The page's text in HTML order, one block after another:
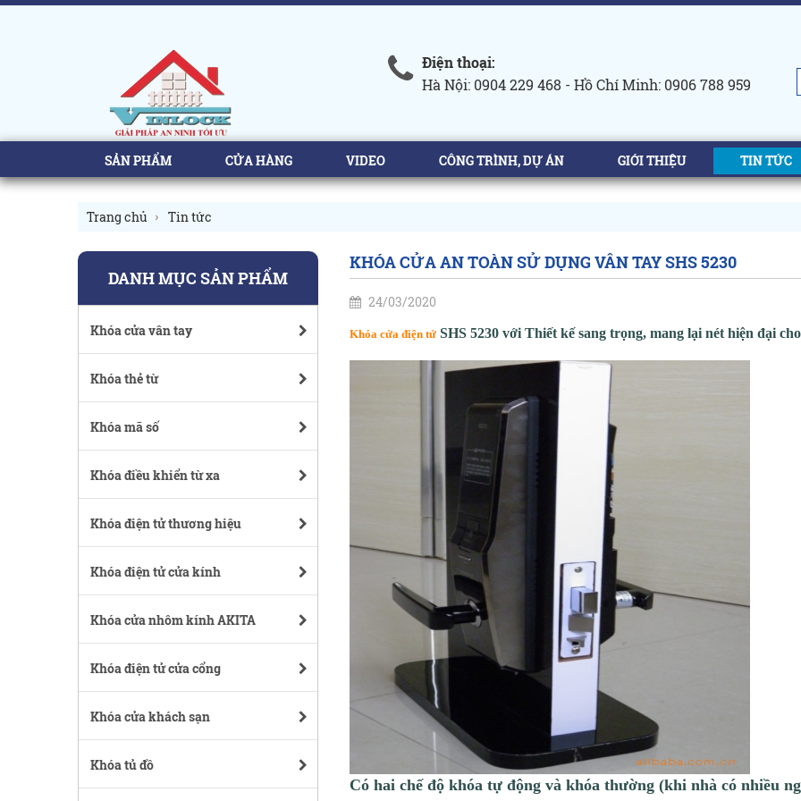
Điện thoại:
Hà Nội: 0904 229 468 - Hồ Chí Minh: 0906 788 959
SẢN PHẨM CỬA HÀNG VIDEO CÔNG TRÌNH, DỰ ÁN GIỚI THIỆU TIN TỨC
Trang chủ Tin tức
DANH MỤC SẢN PHẨM
Khóa cửa vân tay
Khóa thẻ từ
Khóa mã số
Khóa điều khiển từ xa
Khóa điện tử thương hiệu
Khóa điện tử cửa kính
Khóa cửa nhôm kính AKITA
Khóa điện tử cửa cổng
Khóa cửa khách sạn
Khóa tủ đồ
KHÓA CỬA AN TOÀN SỬ DỤNG VÂN TAY SHS 5230
24/03/2020
Khóa cửa điện tử SHS 5230 với Thiết kế sang trọng, mang lại nét hiện đại
Có hai chế độ khóa tự động và khóa thường (khi nhà có nhiều